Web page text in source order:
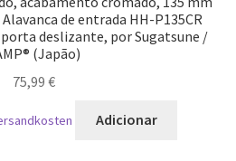
de entrada HH-P135CR
deslizante, por Sugatsune /
(Japão)
75,99 €
Adicionar